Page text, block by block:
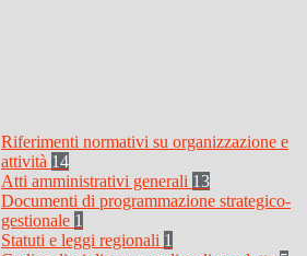
Riferimenti normativi su organizzazione e
attività 14
Atti amministrativi generali 13
Documenti di programmazione strategico-
gestionale 1
Statuti e leggi regionali 1